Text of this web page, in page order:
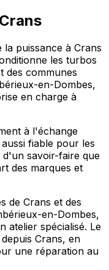
Crans
puissance à Crans
les turbos
des communes
en-Dombes,
en charge à
à l'échange
fiable pour les
savoir-faire que
des marques et
de Crans et des
en-Dombes,
atelier spécialisé. Le
Crans, en
une réparation au